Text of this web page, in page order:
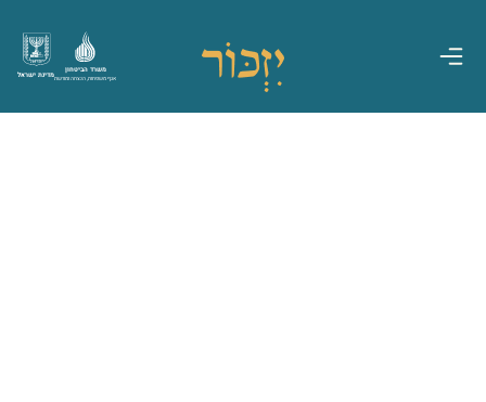
מדינת ישראל
משרד הביטחון
אגף משפחות, הנצחה ומורשת